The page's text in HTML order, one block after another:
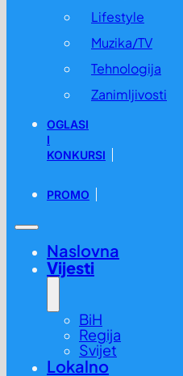
Lifestyle
Muzika/TV
Tehnologija
Zanimljivosti
OGLASI
I
KONKURSI
PROMO
Naslovna
Vijesti
BiH
Regija
Svijet
Lokalno